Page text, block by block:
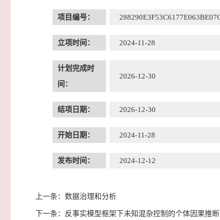
项目编号：
立项时间： 2024-11-28
计划完成时
间：
2026-12-30
结项日期： 2026-12-30
开始日期： 2024-11-28
发布时间： 2024-12-12
上一条： 数据治理和分析
下一条： 反事实模型框架下未知混杂控制的个体因果推